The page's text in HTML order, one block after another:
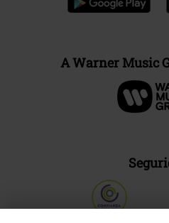
A Warner Music